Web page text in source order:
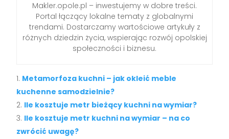
Makler.opole.pl – inwestujemy w dobre treści.
Portal łączący lokalne tematy z globalnymi
trendami. Dostarczamy wartościowe artykuły z
różnych dziedzin życia, wspierając rozwój opolskiej
społeczności i biznesu.
Metamorfoza kuchni – jak okleić meble
kuchenne samodzielnie?
Ile kosztuje metr bieżący kuchni na wymiar?
Ile kosztuje metr kuchni na wymiar – na co
zwrócić uwagę?